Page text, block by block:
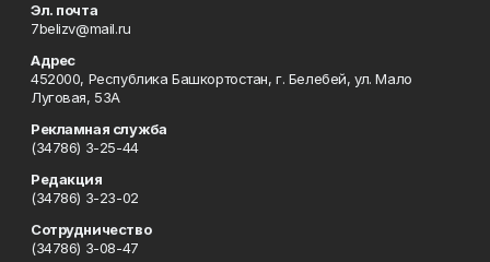
Эл. почта
7belizv@mail.ru
Адрес
452000, Республика Башкортостан, г. Белебей, ул. Мало
Луговая, 53А
Рекламная служба
(34786) 3-25-44
Редакция
(34786) 3-23-02
Сотрудничество
(34786) 3-08-47